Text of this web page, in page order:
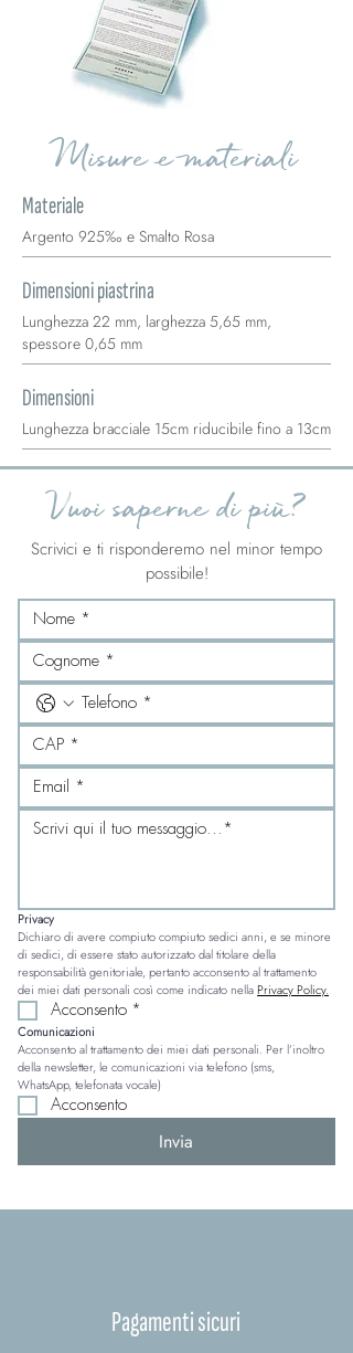
Misure e materiali
Materiale
Argento 925‰ e Smalto Rosa
Dimensioni piastrina
Lunghezza 22 mm, larghezza 5,65 mm,
spessore 0,65 mm
Dimensioni
Lunghezza bracciale 15cm riducibile fino a 13cm
Vuoi saperne di più?
Scrivici e ti risponderemo nel minor tempo
possibile!
Privacy
Dichiaro di avere compiuto compiuto sedici anni, e se minore
di sedici, di essere stato autorizzato dal titolare della
responsabilità genitoriale, pertanto acconsento al trattamento
dei miei dati personali così come indicato nella Privacy Policy.
Acconsento *
Comunicazioni
Acconsento al trattamento dei miei dati personali. Per l’inoltro
della newsletter, le comunicazioni via telefono (sms,
WhatsApp, telefonata vocale)
Acconsento
Invia
Pagamenti sicuri